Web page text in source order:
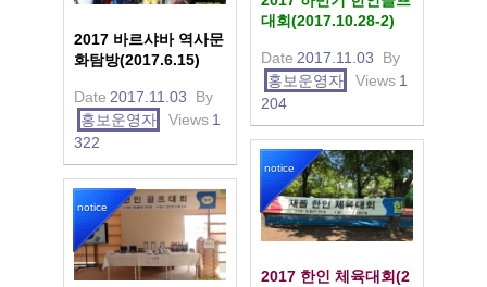
대회(2017.10.28-2)
Date 2017.11.03
By
홍보운영자
Views 1
204
2017 바르샤바 역사문
화탐방(2017.6.15)
Date 2017.11.03
By
홍보운영자
Views 1
322
notice
2017 한인 체육대회(2
notice